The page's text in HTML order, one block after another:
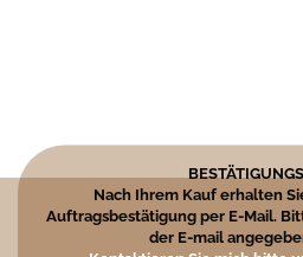
Nach Ihrem Kauf erhalten
Auftragsbestätigung per E-Mail.
der E-mail